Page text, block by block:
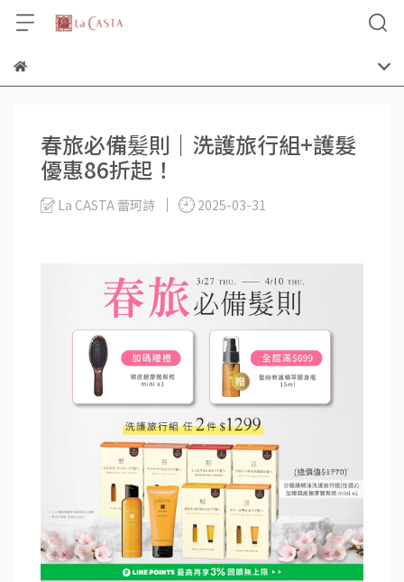
春旅必備髪則｜洗護旅行組+護髮
優惠86折起！
La CASTA 蕾珂詩 2025-03-31